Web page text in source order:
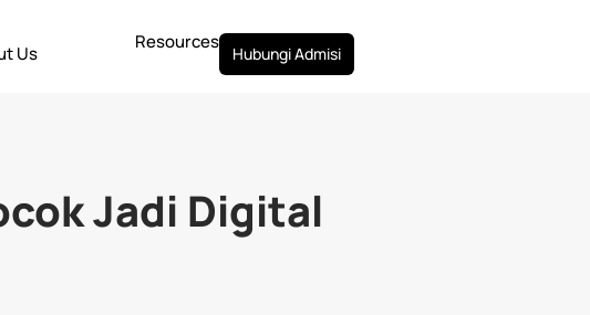
Us
Resources
Hubungi Admisi
Jadi Digital